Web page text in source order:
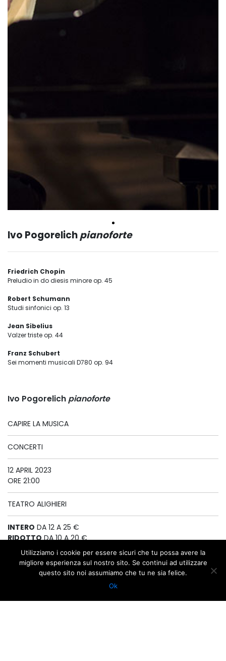
Ivo Pogorelichpianoforte
Friedrich Chopin
Preludio in do diesis minore op. 45
Robert Schumann
Studi sinfonici op. 13
Jean Sibelius
Valzer triste op. 44
Franz Schubert
Sei momenti musicali D780 op. 94
Ivo Pogorelich pianoforte
CAPIRE LA MUSICA
CONCERTI
12 APRIL 2023
ORE 21:00
TEATRO ALIGHIERI
INTERO DA 12 A 25 €
RIDOTTODA 10 A 20 €
GIOVANI 5 €
GOOGLE
Utilizziamo i cookie per essere sicuri che tu possa avere la
migliore esperienza sul nostro sito. Se continui ad utilizzare
questo sito noi assumiamo che tu ne sia felice.
Ok